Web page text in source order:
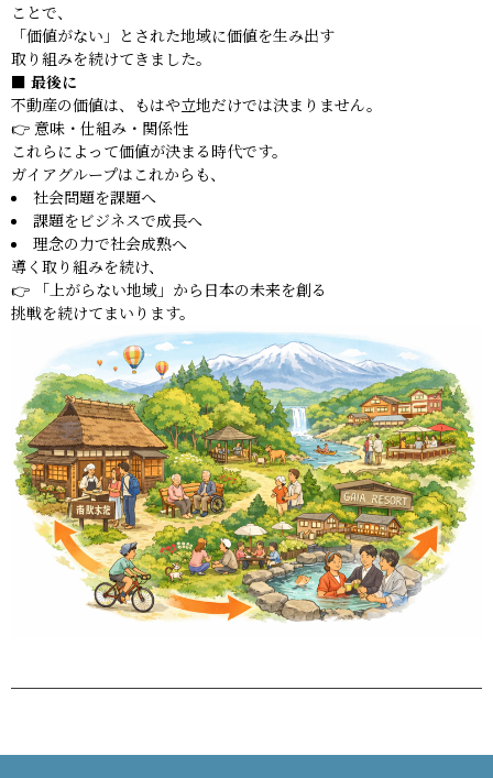
ことで、
「価値がない」とされた地域に価値を生み出す
取り組みを続けてきました。
■ 最後に
不動産の価値は、もはや立地だけでは決まりません。
👉 意味・仕組み・関係性
これらによって価値が決まる時代です。
ガイアグループはこれからも、
社会問題を課題へ
課題をビジネスで成長へ
理念の力で社会成熟へ
導く取り組みを続け、
👉 「上がらない地域」から日本の未来を創る
挑戦を続けてまいります。